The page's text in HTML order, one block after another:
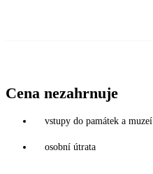
Cena nezahrnuje
vstupy do památek a muzeí
osobní útrata